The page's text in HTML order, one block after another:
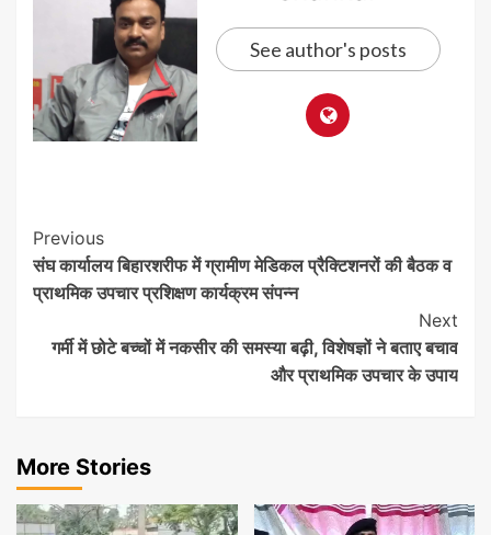
See author's posts
Post
Navigation
Previous
संघ कार्यालय बिहारशरीफ में ग्रामीण मेडिकल प्रैक्टिशनरों की बैठक व
प्राथमिक उपचार प्रशिक्षण कार्यक्रम संपन्न
Next
गर्मी में छोटे बच्चों में नकसीर की समस्या बढ़ी, विशेषज्ञों ने बताए बचाव
और प्राथमिक उपचार के उपाय
More Stories